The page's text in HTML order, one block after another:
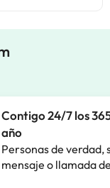
Contigo 24/7 los
año
Personas de verdad,
mensaje o llamada